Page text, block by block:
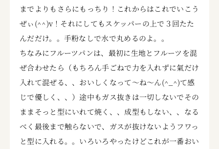
までよりもさらにもっちり！これからはこれでいこう
ぜぃ(^^)v！それにしてもスケッパーの上で３回たた
んだだけ。。手粉なしで水で丸めるのよ。。
ちなみにフルーツパンは、最初に生地とフルーツを混
ぜ合わせたら（もちろん手ごねで力を入れずに氣だけ
入れて混ぜる、、おいしくなって～ね～ん(^_^)て感
じで優しく、、）途中もガス抜きは一切しないでその
ままそっと型にいれて焼く、、成型もしない、、なる
べく最後まで触らないで、ガスが抜けないようフワっ
と型に入れる。。いろいろやったけどこれが一番おい